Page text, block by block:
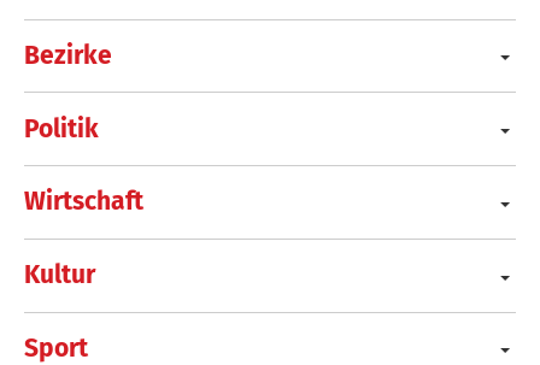
Bezirke
Politik
Wirtschaft
Kultur
Sport